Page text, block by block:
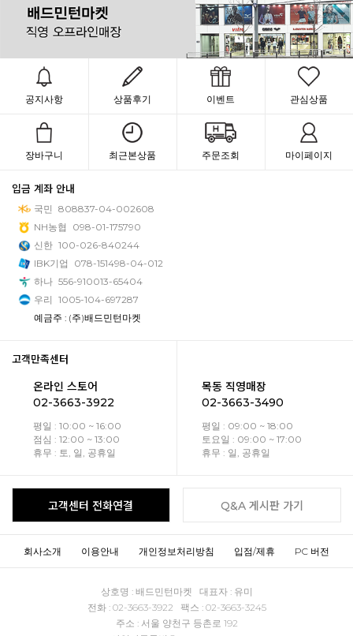
공지사항 상품후기 이벤트 관심상품
장바구니 최근본상품 주문조회 마이페이지
입금 계좌 안내
국민 808837-04-002608
NH농협
098-01-175790
신한 100-026-840244
IBK기업
078-151498-04-012
하나 556-910013-65404
우리 1005-104-697287
예금주 : (주)배드민턴마켓
고객만족센터
온라인 스토어
02-3663-3922
평일 : 10:00 ~ 16:00
점심 : 12:00 ~ 13:00
휴무 : 토, 일, 공휴일
목동 직영매장
02-3663-3490
평일 : 09:00 ~ 18:00
토요일 : 09:00 ~ 17:00
휴무 : 일, 공휴일
고객센터 전화연결 Q&A 게시판 가기
회사소개 이용안내 개인정보처리방침 입점/제휴 PC 버전
상호명 : 배드민턴마켓 대표자 : 유미
전화 : 02-3663-3922 팩스 : 02-3663-3245
주소 : 서울 양천구 등촌로 192